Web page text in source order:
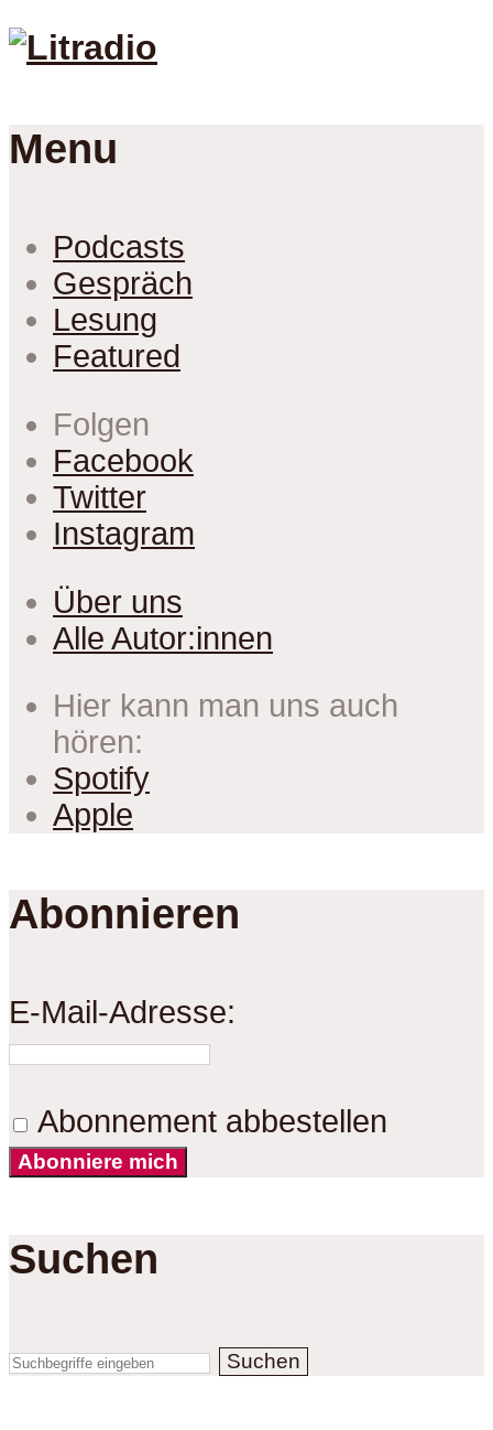
Menu
Podcasts
Gespräch
Lesung
Featured
Folgen
Facebook
Twitter
Instagram
Über uns
Alle Autor:innen
Hier kann man uns auch
hören:
Spotify
Apple
Abonnieren
E-Mail-Adresse:
Abonnement abbestellen
Abonniere mich
Suchen
Suchen